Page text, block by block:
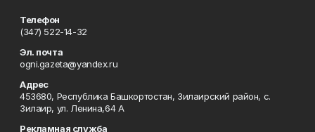
Телефон
(347) 522-14-32
Эл. почта
ogni.gazeta@yandex.ru
Адрес
453680, Республика Башкортостан, Зилаирский район, с.
Зилаир, ул. Ленина,64 А
Рекламная служба